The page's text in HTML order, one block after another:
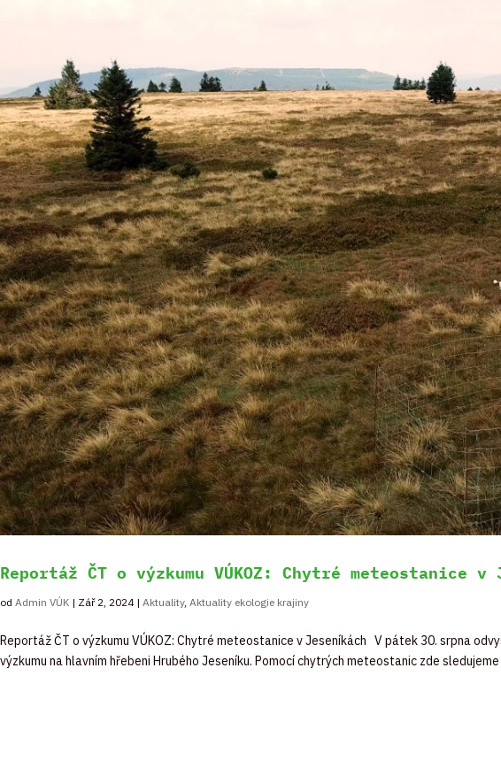
Reportáž ČT o výzkumu VÚKOZ: Chytré meteostanice v
od Admin VÚK | Zář 2, 2024| Aktuality, Aktuality ekologie krajiny
Reportáž ČT o výzkumu VÚKOZ: Chytré meteostanice v Jeseníkách V pátek 30. srpna
výzkumu na hlavním hřebeni Hrubého Jeseníku. Pomocí chytrých meteostanic zde